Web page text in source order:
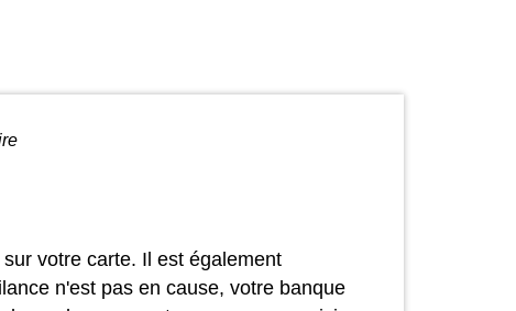
sur votre carte. Il est également
n'est pas en cause, votre banque